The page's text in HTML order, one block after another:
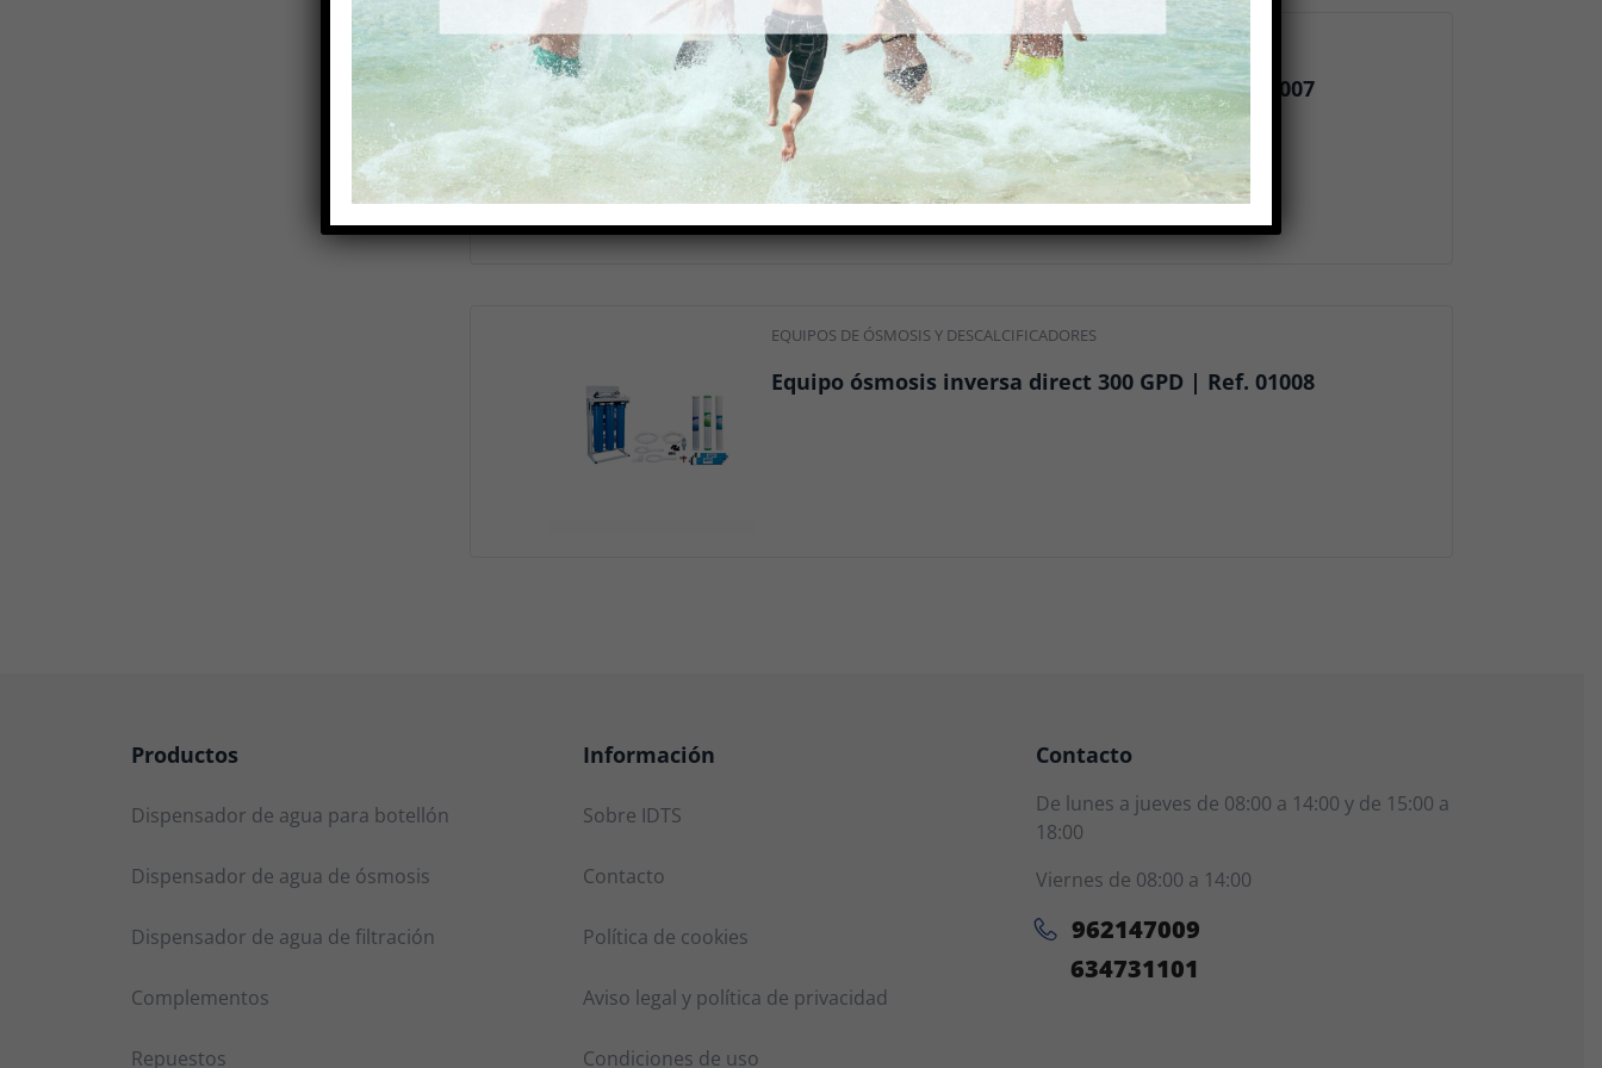
EQUIPOS DE ÓSMOSIS Y DESCALCIFICADORES
Equipo ósmosis inversa direct 200 GPD | Ref. 01007
EQUIPOS DE ÓSMOSIS Y DESCALCIFICADORES
Equipo ósmosis inversa direct 300 GPD | Ref. 01008
Productos
Dispensador de agua para botellón
Dispensador de agua de ósmosis
Dispensador de agua de filtración
Complementos
Repuestos
Información
Sobre IDTS
Contacto
Política de cookies
Aviso legal y política de privacidad
Condiciones de uso
Contacto
De lunes a jueves de 08:00 a 14:00 y de 15:00 a
18:00
Viernes de 08:00 a 14:00
962147009
634731101